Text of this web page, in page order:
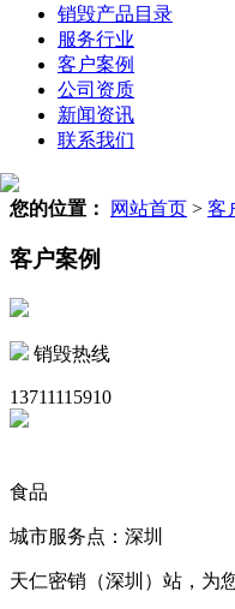
销毁产品目录
服务行业
客户案例
公司资质
新闻资讯
联系我们
您的位置： 网站首页 > 客
客户案例
销毁热线
13711115910
食品
城市服务点：深圳
天仁密销（深圳）站，为